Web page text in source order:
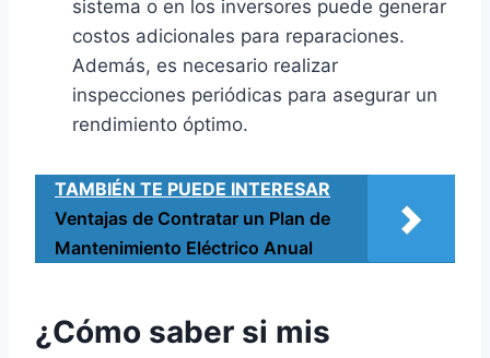
sistema o en los inversores puede generar
costos adicionales para reparaciones.
Además, es necesario realizar
inspecciones periódicas para asegurar un
rendimiento óptimo.
TAMBIÉN TE PUEDE INTERESAR
Ventajas de Contratar un Plan de
Mantenimiento Eléctrico Anual
¿Cómo saber si mis